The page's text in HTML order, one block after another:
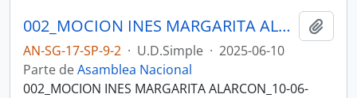
002_MOCION INES MARGARITA ALARCON_10-06-25SESION DE PLENO N 007 A ASAMBLEA NACIONAL 2025-2027
AN-SG-17-SP-9-2 · U.D.Simple · 2025-06-10
Parte deAsamblea Nacional
002_MOCION INES MARGARITA ALARCON_10-06-